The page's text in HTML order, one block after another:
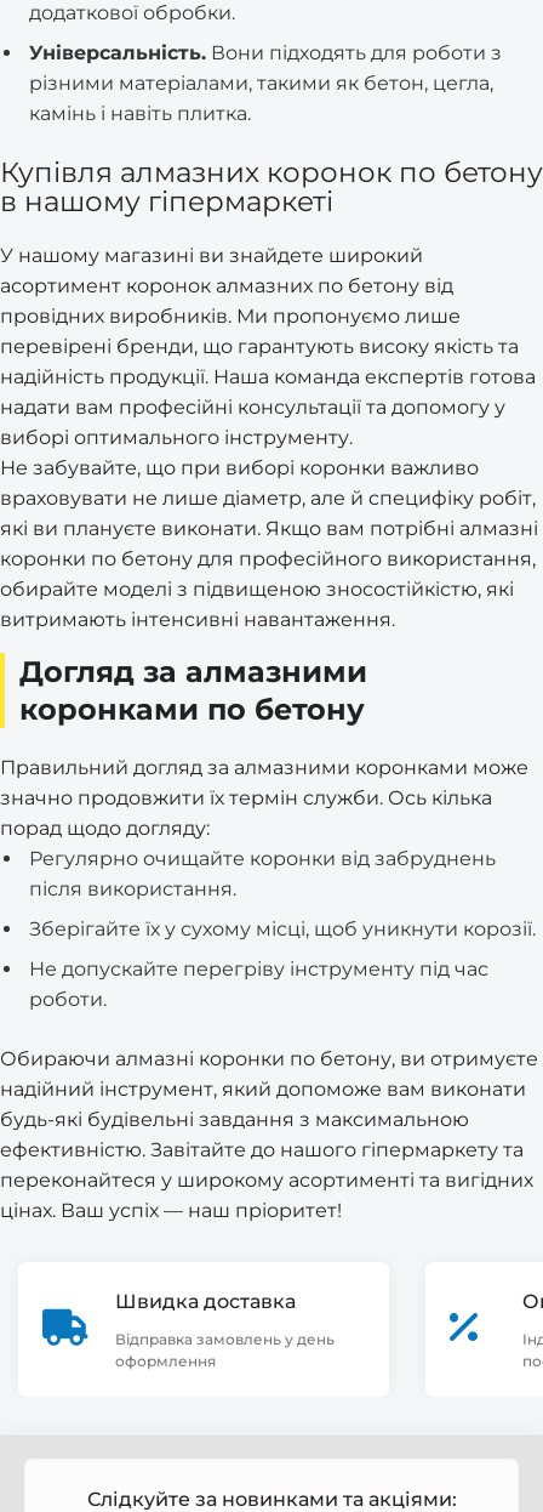
додаткової обробки.
Універсальність. Вони підходять для роботи з
різними матеріалами, такими як бетон, цегла,
камінь і навіть плитка.
Купівля алмазних коронок по бетону
в нашому гіпермаркеті
У нашому магазині ви знайдете широкий
асортимент коронок алмазних по бетону від
провідних виробників. Ми пропонуємо лише
перевірені бренди, що гарантують високу якість та
надійність продукції. Наша команда експертів готова
надати вам професійні консультації та допомогу у
виборі оптимального інструменту.
Не забувайте, що при виборі коронки важливо
враховувати не лише діаметр, але й специфіку робіт,
які ви плануєте виконати. Якщо вам потрібні алмазні
коронки по бетону для професійного використання,
обирайте моделі з підвищеною зносостійкістю, які
витримають інтенсивні навантаження.
Догляд за алмазними
коронками по бетону
Правильний догляд за алмазними коронками може
значно продовжити їх термін служби. Ось кілька
порад щодо догляду:
Регулярно очищайте коронки від забруднень
після використання.
Зберігайте їх у сухому місці, щоб уникнути корозії.
Не допускайте перегріву інструменту під час
роботи.
Обираючи алмазні коронки по бетону, ви отримуєте
надійний інструмент, який допоможе вам виконати
будь-які будівельні завдання з максимальною
ефективністю. Завітайте до нашого гіпермаркету та
переконайтеся у широкому асортименті та вигідних
цінах. Ваш успіх — наш пріоритет!
Швидка доставка
Відправка замовлень у день
оформлення
Слідкуйте за новинками та акціями: